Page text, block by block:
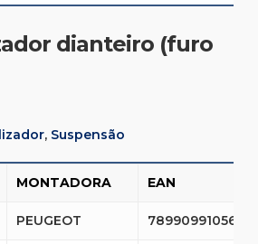
dianteiro (furo
, Suspensão
MONTADORA EAN
PEUGEOT 7899099105610